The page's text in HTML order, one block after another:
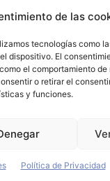
de las
tecnologías como
dispositivo. El
el comportamiento
o retirar el
y funciones.
Política de Privacidad